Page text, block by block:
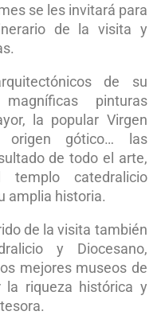
se les invitará para
de la visita y
de su
pinturas
la popular Virgen
origen gótico… las
de todo el arte,
catedralicio
amplia historia.
de la visita también
y Diocesano,
mejores museos de
la riqueza histórica y